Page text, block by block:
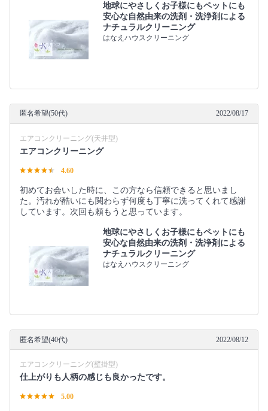
地球にやさしくお子様にもペットにも
安心な自然由来の洗剤・洗浄剤による
ナチュラルクリーニング
はなえハウスクリーニング
匿名希望(50代) 2022/08/17
エアコンクリーニング(天井型)
エアコンクリーニング
4.60
初めてお会いした時に、この方なら信頼できると思いまし
た。汚れが酷いにも関わらず何度も丁寧に洗ってくれて感謝
しています。次回も頼もうと思っています。
地球にやさしくお子様にもペットにも
安心な自然由来の洗剤・洗浄剤による
ナチュラルクリーニング
はなえハウスクリーニング
匿名希望(40代) 2022/08/12
エアコンクリーニング(壁掛型)
仕上がりも人柄の感じも良かったです。
5.00